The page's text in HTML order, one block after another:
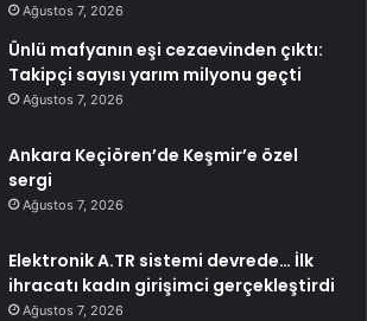
Ağustos 7, 2026
Ünlü mafyanın eşi cezaevinden çıktı:
Takipçi sayısı yarım milyonu geçti
Ağustos 7, 2026
Ankara Keçiören’de Keşmir’e özel
sergi
Ağustos 7, 2026
Elektronik A.TR sistemi devrede… İlk
ihracatı kadın girişimci gerçekleştirdi
Ağustos 7, 2026